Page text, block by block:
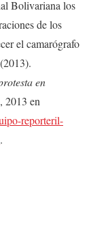
Bolivariana los
de los
el camarógrafo
en
2013 en
reporteril-
.